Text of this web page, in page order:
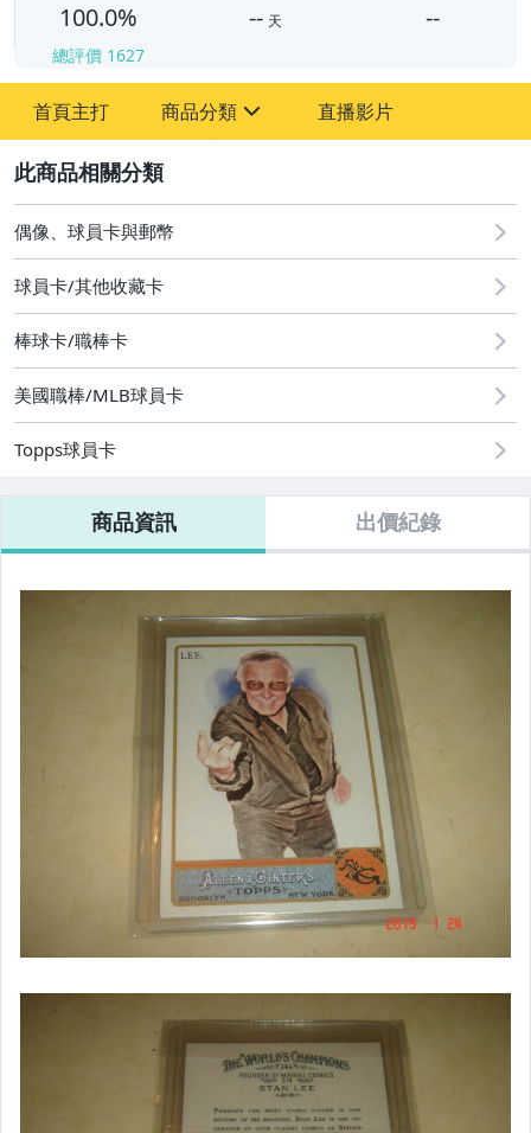
100.0%
總評價 1627
-- 天 --
首頁主打 商品分類
偶像、球員卡與郵幣
直播影片
偶像、球員卡與郵幣
球員卡/其他收藏卡
棒球卡/職棒卡
美國職棒/MLB球員卡
Topps球員卡
商品資訊 出價紀錄